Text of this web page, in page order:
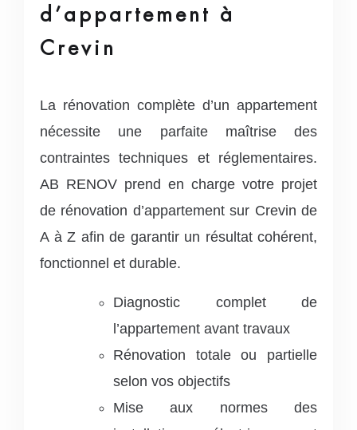
d’appartement à
Crevin
La rénovation complète d’un appartement
nécessite une parfaite maîtrise des
contraintes techniques et réglementaires.
AB RENOV prend en charge votre projet
de rénovation d’appartement sur Crevin de
A à Z afin de garantir un résultat cohérent,
fonctionnel et durable.
Diagnostic complet de
l’appartement avant travaux
Rénovation totale ou partielle
selon vos objectifs
Mise aux normes des